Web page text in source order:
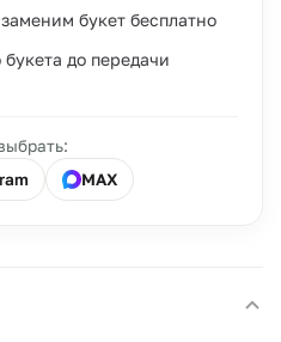
букет бесплатно
до передачи
MAX